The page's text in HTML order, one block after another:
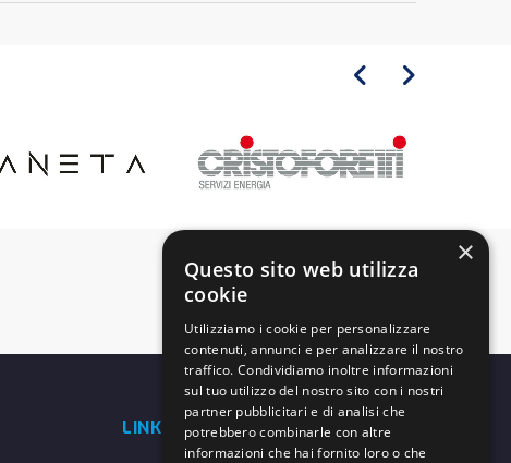
LINK UTILI
×
Questo sito web utilizza
cookie
Utilizziamo i cookie per personalizzare
contenuti, annunci e per analizzare il nostro
traffico. Condividiamo inoltre informazioni
sul tuo utilizzo del nostro sito con i nostri
partner pubblicitari e di analisi che
potrebbero combinarle con altre
informazioni che hai fornito loro o che